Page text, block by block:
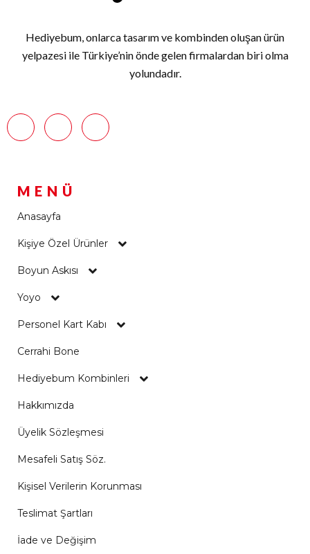
Hediyebum, onlarca tasarım ve kombinden oluşan ürün
yelpazesi ile Türkiye’nin önde gelen firmalardan biri olma
yolundadır.
MENÜ
Anasayfa
Kişiye Özel Ürünler
Boyun Askısı
Yoyo
Personel Kart Kabı
Cerrahi Bone
Hediyebum Kombinleri
Hakkımızda
Üyelik Sözleşmesi
Mesafeli Satış Söz.
Kişisel Verilerin Korunması
Teslimat Şartları
İade ve Değişim